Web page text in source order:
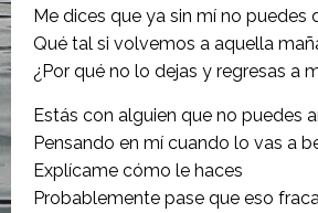
Me dices que ya sin mí no puedes
Qué tal si volvemos a aquella
¿Por qué no lo dejas y regresas a
Estás con alguien que no puedes
Pensando en mí cuando lo vas a
Explícame cómo le haces
Probablemente pase que eso